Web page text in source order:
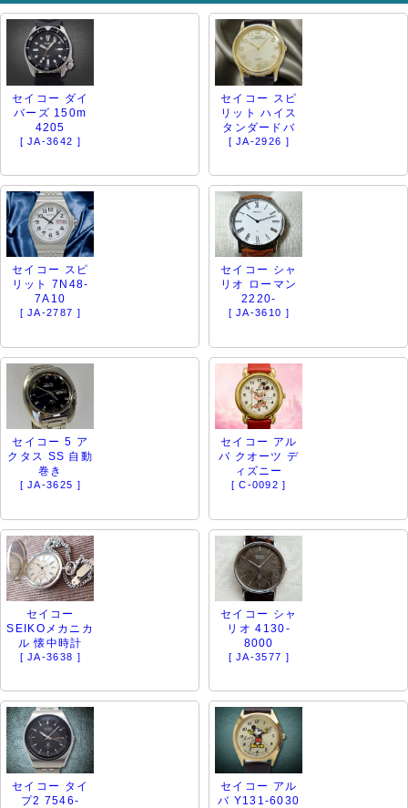
セイコー ダイ
バーズ 150m
4205
[ JA-3642 ]
セイコー スピ
リット ハイス
タンダードバ
[ JA-2926 ]
セイコー スピ
リット 7N48-
7A10
[ JA-2787 ]
セイコー シャ
リオ ローマン
2220-
[ JA-3610 ]
セイコー 5 ア
クタス SS 自動
巻き
[ JA-3625 ]
セイコー アル
バ クオーツ デ
ィズニー
[ C-0092 ]
セイコー
SEIKOメカニカ
ル 懐中時計
[ JA-3638 ]
セイコー シャ
リオ 4130-
8000
[ JA-3577 ]
セイコー タイ
プ2 7546-
セイコー アル
バ Y131-6030